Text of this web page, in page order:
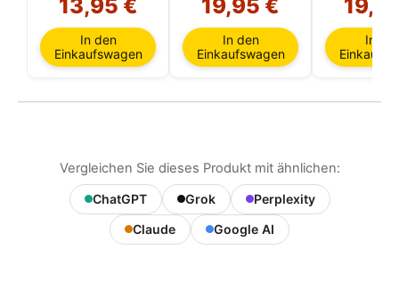
13,95 €
In den
Einkaufswagen
19,95 €
In den
Einkaufswagen
In
Vergleichen Sie dieses Produkt mit ähnlichen:
ChatGPT Grok
Perplexity
Claude
Google AI